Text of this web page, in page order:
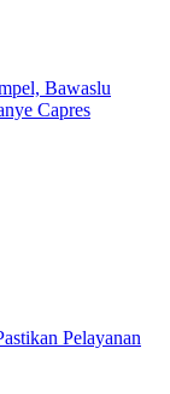
Bawaslu
Capres
Pelayanan